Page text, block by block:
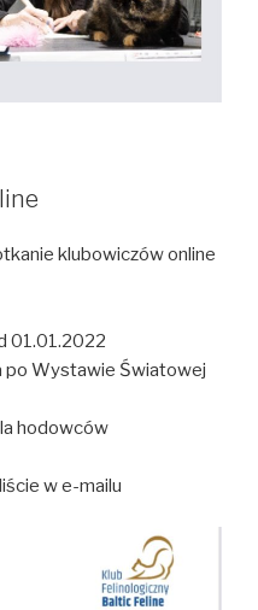
klubowiczów online
01.01.2022
po Wystawie Światowej
hodowców
w e-mailu